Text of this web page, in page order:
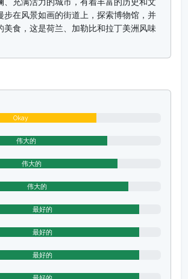
步在风景如画的街道上，探索博物馆，并
美食，这是荷兰、加勒比和拉丁美洲风味
Okay
伟大的
伟大的
伟大的
最好的
最好的
最好的